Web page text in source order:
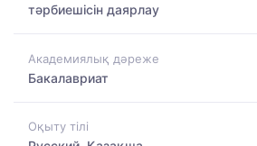
тәрбиешісін даярлау
Академиялық дәреже
Бакалавриат
Оқыту тілі